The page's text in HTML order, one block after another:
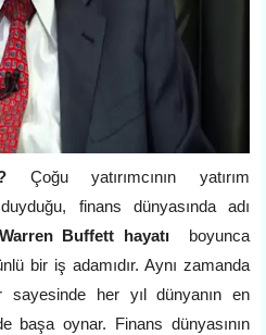
Çoğu yatırımcının yatırım
finans dünyasında adı
Warren Buffett hayatı boyunca
bir iş adamıdır. Aynı zamanda
sayesinde her yıl dünyanın en
başa oynar. Finans dünyasının